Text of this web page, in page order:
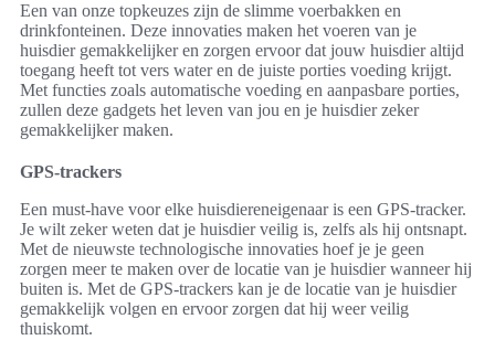
Een van onze topkeuzes zijn de slimme voerbakken en
drinkfonteinen. Deze innovaties maken het voeren van je
huisdier gemakkelijker en zorgen ervoor dat jouw huisdier altijd
toegang heeft tot vers water en de juiste porties voeding krijgt.
Met functies zoals automatische voeding en aanpasbare porties,
zullen deze gadgets het leven van jou en je huisdier zeker
gemakkelijker maken.
GPS-trackers
Een must-have voor elke huisdiereneigenaar is een GPS-tracker.
Je wilt zeker weten dat je huisdier veilig is, zelfs als hij ontsnapt.
Met de nieuwste technologische innovaties hoef je je geen
zorgen meer te maken over de locatie van je huisdier wanneer hij
buiten is. Met de GPS-trackers kan je de locatie van je huisdier
gemakkelijk volgen en ervoor zorgen dat hij weer veilig
thuiskomt.